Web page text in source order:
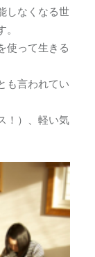
しなくなる世
使って生きる
も言われてい
！）、軽い気